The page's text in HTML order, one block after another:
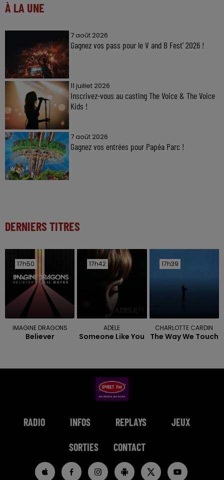
À LA UNE
7 août 2026
Gagnez vos pass pour le V and B Fest' 2026 !
11 juillet 2026
Inscrivez-vous au casting The Voice & The Voice
Kids !
7 août 2026
Gagnez vos entrées pour Papéa Parc !
DERNIERS TITRES
17h50
17h50
IMAGINE DRAGONS
Believer
17h42
17h42
ADELE
Someone Like You
17h39
17h39
CHARLOTTE CARDIN
The Way We Touch
RADIO INFOS REPLAYS JEUX
SORTIES CONTACT